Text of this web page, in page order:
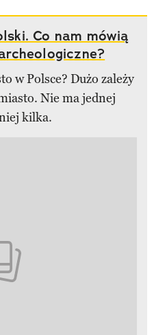
Co nam mówią
w Polsce? Dużo zależy
Nie ma jednej
kilka.